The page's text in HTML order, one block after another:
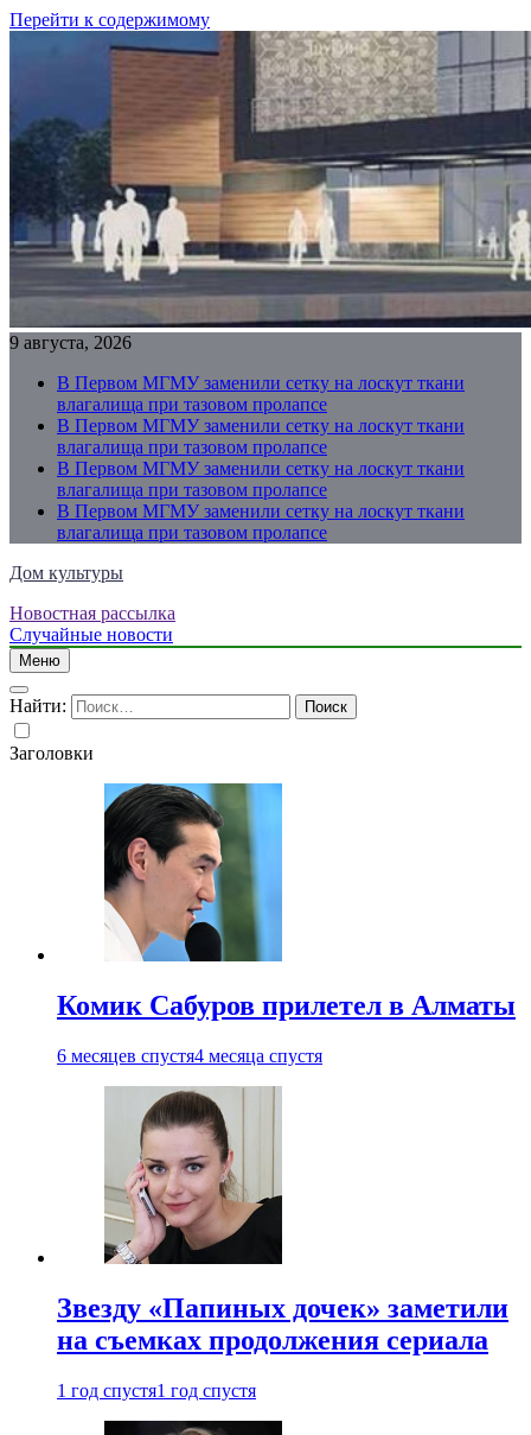
Перейти к содержимому
9 августа, 2026
В Первом МГМУ заменили сетку на лоскут ткани
влагалища при тазовом пролапсе
В Первом МГМУ заменили сетку на лоскут ткани
влагалища при тазовом пролапсе
В Первом МГМУ заменили сетку на лоскут ткани
влагалища при тазовом пролапсе
В Первом МГМУ заменили сетку на лоскут ткани
влагалища при тазовом пролапсе
Дом культуры
Just another WordPress site
Новостная рассылка
Случайные новости
Меню
Найти:
Заголовки
Комик Сабуров прилетел в Алматы
6 месяцев спустя4 месяца спустя
Звезду «Папиных дочек» заметили
на съемках продолжения сериала
1 год спустя1 год спустя